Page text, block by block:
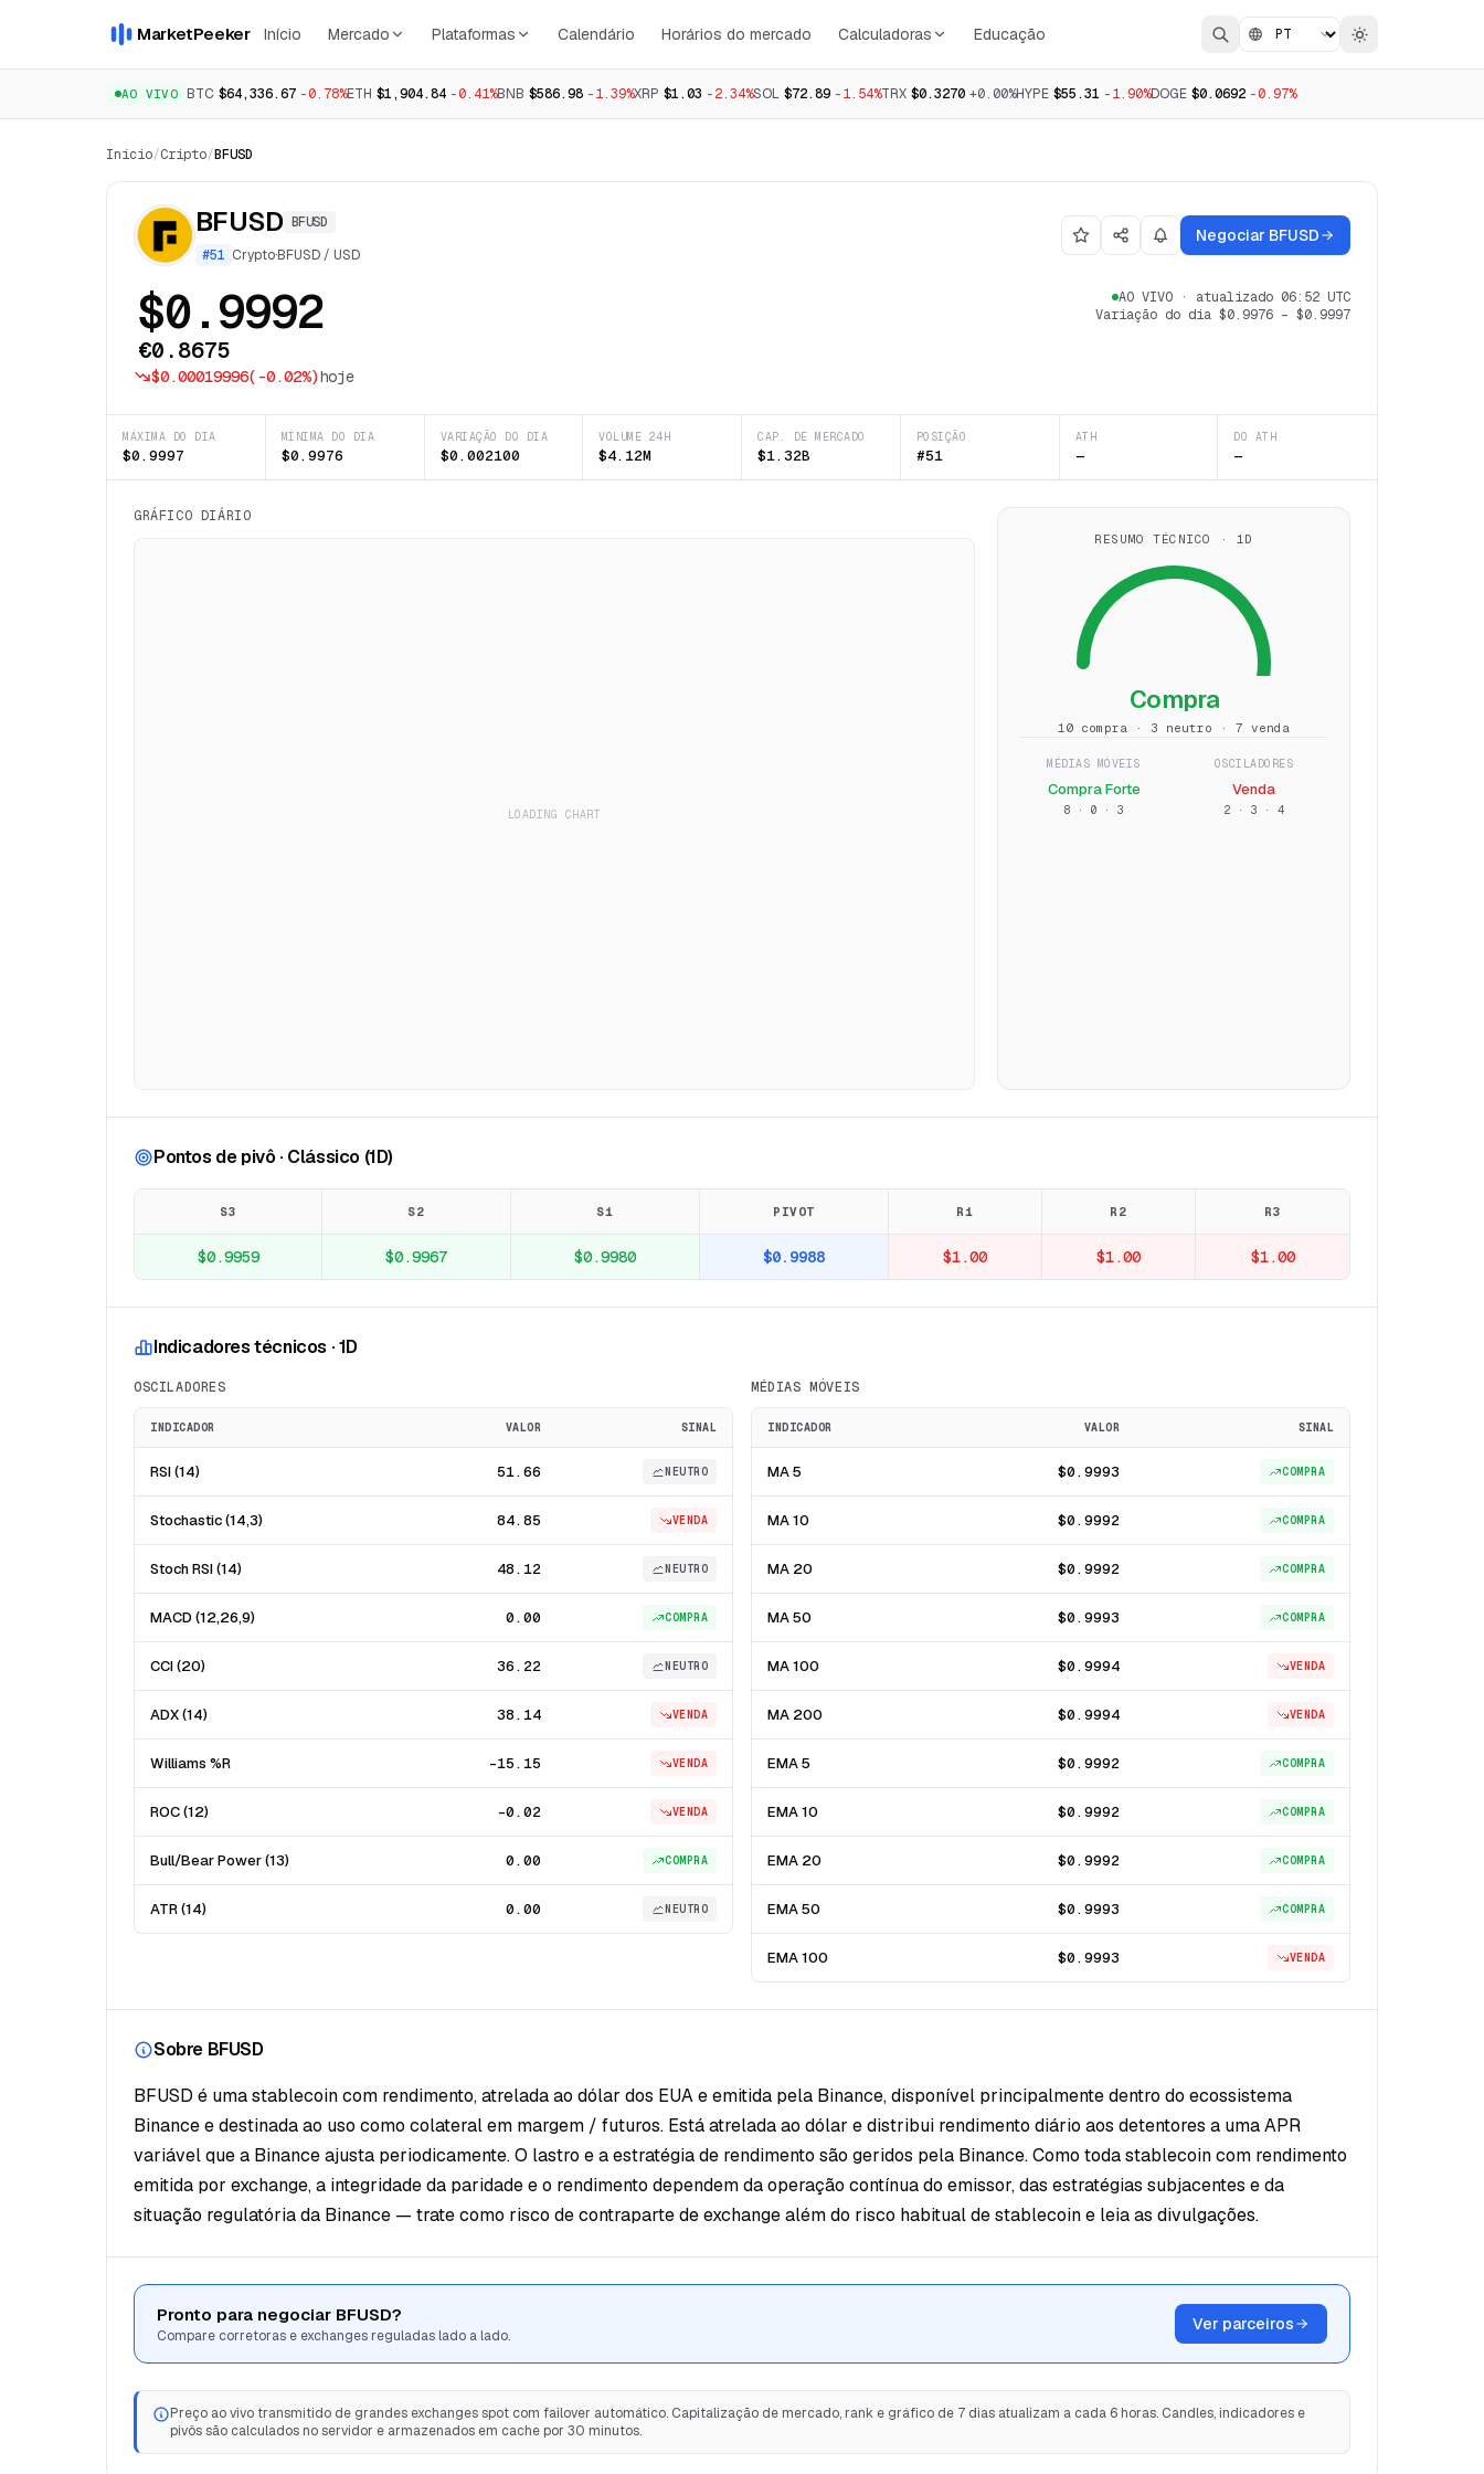
MarketPeeker Início Mercado Plataformas Calendário Horários do mercado Calculadoras Educação
AO VIVO BTC $64,336.67 -0.78%ETH $1,904.84 -0.41%BNB $586.98 -1.39%XRP $1.03 -2.34%SOL $72.89 -1.54%TRX $0.3270 +0.00%HYPE $55.31 -1.90%DOGE $0.0692 -0.97%
Início/Cripto/BFUSD
BFUSD BFUSD
#51 Crypto·BFUSD / USD
Negociar BFUSD
$0.9992
€0.8675
$0.00019996( -0.02%)hoje
AO VIVO · atualizado 06:52 UTC
Variação do dia $0.9976 – $0.9997
MÁXIMA DO DIA
$0.9997
MÍNIMA DO DIA
$0.9976
VARIAÇÃO DO DIA
$0.002100
VOLUME 24H
$4.12M
CAP. DE MERCADO
$1.32B
POSIÇÃO
#51
ATH
—
DO ATH
—
GRÁFICO DIÁRIO
LOADING CHART
RESUMO TÉCNICO · 1D
Compra
10 compra · 3 neutro · 7 venda
MÉDIAS MÓVEIS
Compra Forte
8 · 0 · 3
OSCILADORES
Venda
2 · 3 · 4
Pontos de pivô · Clássico (1D)
S3 S2 S1 PIVOT R1 R2 R3
$0.9959 $0.9967 $0.9980 $0.9988 $1.00 $1.00 $1.00
Indicadores técnicos · 1D
OSCILADORES
INDICADOR VALOR SINAL
RSI (14) 51.66 NEUTRO
Stochastic (14,3) 84.85 VENDA
Stoch RSI (14) 48.12 NEUTRO
MACD (12,26,9) 0.00 COMPRA
CCI (20) 36.22 NEUTRO
ADX (14) 38.14 VENDA
Williams %R -15.15 VENDA
ROC (12) -0.02 VENDA
Bull/Bear Power (13) 0.00 COMPRA
ATR (14) 0.00 NEUTRO
MÉDIAS MÓVEIS
INDICADOR VALOR SINAL
MA 5 $0.9993 COMPRA
MA 10 $0.9992 COMPRA
MA 20 $0.9992 COMPRA
MA 50 $0.9993 COMPRA
MA 100 $0.9994 VENDA
MA 200 $0.9994 VENDA
EMA 5 $0.9992 COMPRA
EMA 10 $0.9992 COMPRA
EMA 20 $0.9992 COMPRA
EMA 50 $0.9993 COMPRA
EMA 100 $0.9993 VENDA
Sobre BFUSD
BFUSD é uma stablecoin com rendimento, atrelada ao dólar dos EUA e emitida pela Binance, disponível principalmente dentro do ecossistema
Binance e destinada ao uso como colateral em margem / futuros. Está atrelada ao dólar e distribui rendimento diário aos detentores a uma APR
variável que a Binance ajusta periodicamente. O lastro e a estratégia de rendimento são geridos pela Binance. Como toda stablecoin com rendimento
emitida por exchange, a integridade da paridade e o rendimento dependem da operação contínua do emissor, das estratégias subjacentes e da
situação regulatória da Binance — trate como risco de contraparte de exchange além do risco habitual de stablecoin e leia as divulgações.
Pronto para negociar BFUSD?
Compare corretoras e exchanges reguladas lado a lado.
Ver parceiros
Preço ao vivo transmitido de grandes exchanges spot com failover automático. Capitalização de mercado, rank e gráfico de 7 dias atualizam a cada 6 horas. Candles, indicadores e
pivôs são calculados no servidor e armazenados em cache por 30 minutos.